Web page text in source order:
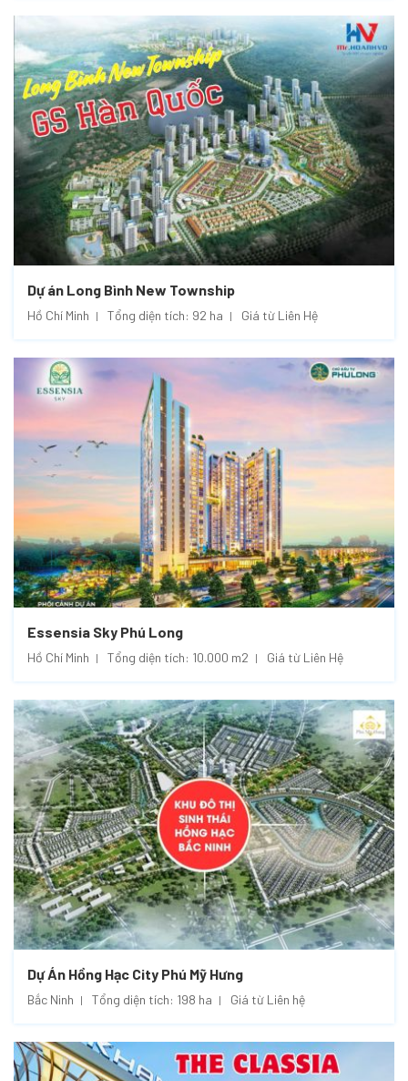
Dự án Long Bình New Township
Hồ Chí Minh Tổng diện tích: 92 ha Giá từ Liên Hệ
Essensia Sky Phú Long
Hồ Chí Minh Tổng diện tích: 10.000 m2 Giá từ Liên Hệ
Dự Án Hồng Hạc City Phú Mỹ Hưng
Bắc Ninh Tổng diện tích: 198 ha Giá từ Liên hệ